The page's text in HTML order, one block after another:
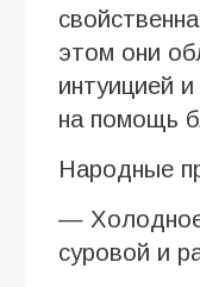
этом они
интуицией
на помощь
Народные
—
суровой и